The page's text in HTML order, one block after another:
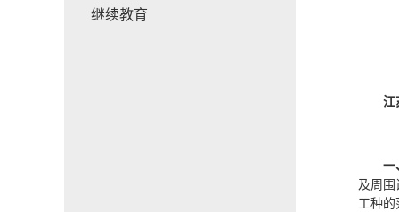
继续教育
江
一
及周
工种